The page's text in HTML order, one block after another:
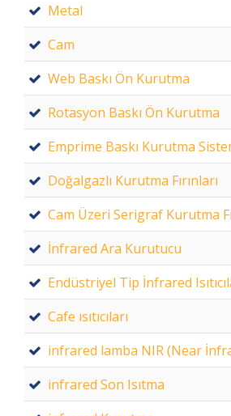
Metal
Cam
Web Baskı Ön Kurutma
Rotasyon Baskı Ön Kurutma
Emprime Baskı Kurutma
Doğalgazlı Kurutma Fırınları
Cam Üzeri Serigraf Kurutma
İnfrared Ara Kurutucu
Endüstriyel Tip İnfrared
Cafe ısıtıcıları
infrared lamba NIR (Near
infrared Son Isıtma